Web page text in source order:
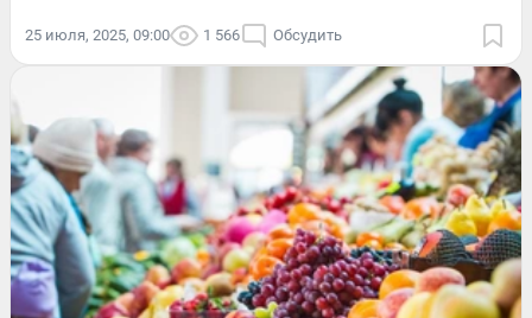
25 июля, 2025, 09:00 1 566 Обсудить